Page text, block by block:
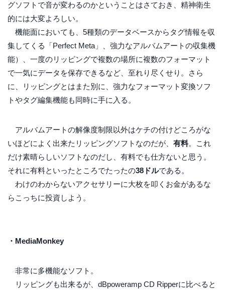
グソフトで音が変わるのかということはさておき、精神衛生
的には大変よろしい。
機能面においても、5種類のデータベースからタグ情報を収
集してくる「Perfect Meta」、強力なアルバムアートの収集機
能）、一度のリッピングで複数の場所に複数のフォーマット
で一気にデータを保存できるなど、至れり尽くせり。さら
に、リッピングとはまた別に、強力なフォーマット変換ソフ
トやタグ編集機能も同時に手に入る。
アルバムアートの解像度制限以外はケチの付けどころがな
いほどによく出来たリッピングソフトなのだが、 有料。これ
だけ素晴らしいソフトなのだし、有料でも仕方ないと思う。
それに有料といったところでたったの38ドルである。
わけのわからないアクセサリーに大枚を叩くお金があるな
らこっちに投資しよう。
・MediaMonkey
非常に多機能なソフト。
リッピングも出来るが、dBpoweramp CD Ripperに比べると